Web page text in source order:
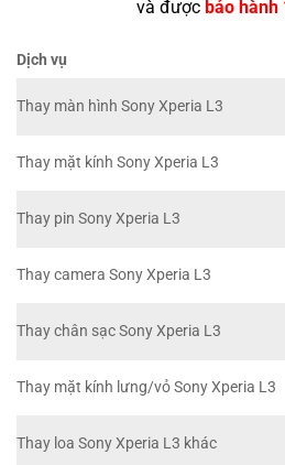
và được bảo hành
Dịch vụ
Thay màn hình Sony Xperia L3
Thay mặt kính Sony Xperia L3
Thay pin Sony Xperia L3
Thay camera Sony Xperia L3
Thay chân sạc Sony Xperia L3
Thay mặt kính lưng/vỏ Sony Xperia L3
Thay loa Sony Xperia L3 khác